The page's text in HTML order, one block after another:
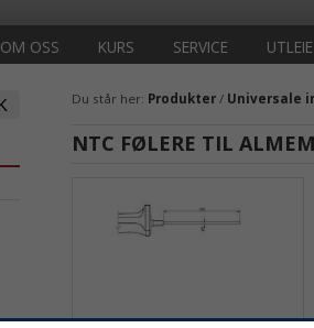
OM OSS KURS SERVICE UTLEIE
Du står her: Produkter / Universale
NTC FØLERE TIL